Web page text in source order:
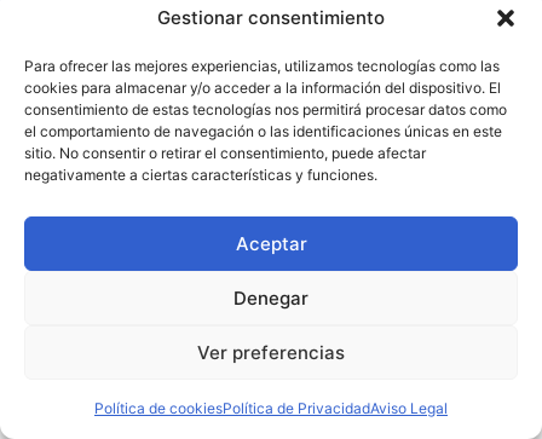
Gestionar consentimiento
Para ofrecer las mejores experiencias, utilizamos tecnologías como las
cookies para almacenar y/o acceder a la información del dispositivo. El
consentimiento de estas tecnologías nos permitirá procesar datos como
el comportamiento de navegación o las identificaciones únicas en este
sitio. No consentir o retirar el consentimiento, puede afectar
negativamente a ciertas características y funciones.
Aceptar
Denegar
Ver preferencias
Política de cookiesPolítica de PrivacidadAviso Legal